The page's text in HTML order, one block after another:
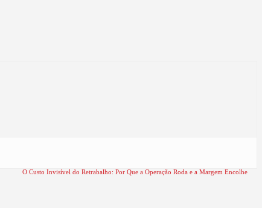
O Custo Invisível do Retrabalho: Por Que a Operação Roda e a Margem Encolhe